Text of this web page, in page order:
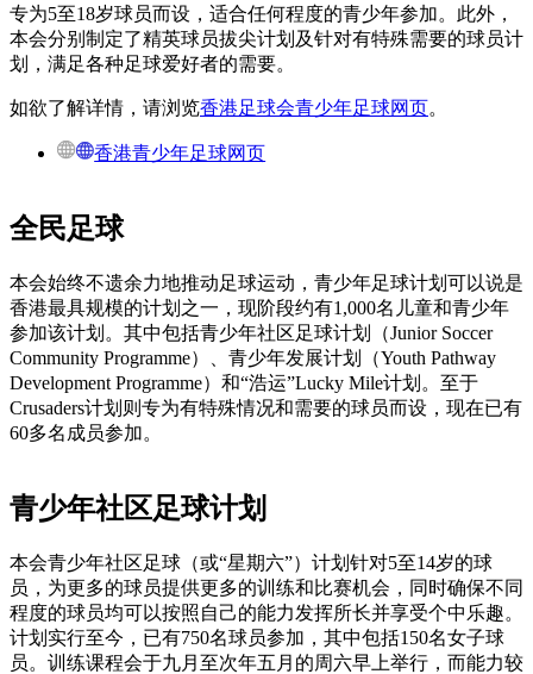
专为5至18岁球员而设，适合任何程度的青少年参加。此外，
本会分别制定了精英球员拔尖计划及针对有特殊需要的球员计
划，满足各种足球爱好者的需要。
如欲了解详情，请浏览香港足球会青少年足球网页。
香港青少年足球网页
全民足球
本会始终不遗余力地推动足球运动，青少年足球计划可以说是
香港最具规模的计划之一，现阶段约有1,000名儿童和青少年
参加该计划。其中包括青少年社区足球计划（Junior Soccer
Community Programme）、青少年发展计划（Youth Pathway
Development Programme）和“浩运”Lucky Mile计划。至于
Crusaders计划则专为有特殊情况和需要的球员而设，现在已有
60多名成员参加。
青少年社区足球计划
本会青少年社区足球（或“星期六”）计划针对5至14岁的球
员，为更多的球员提供更多的训练和比赛机会，同时确保不同
程度的球员均可以按照自己的能力发挥所长并享受个中乐趣。
计划实行至今，已有750名球员参加，其中包括150名女子球
员。训练课程会于九月至次年五月的周六早上举行，而能力较